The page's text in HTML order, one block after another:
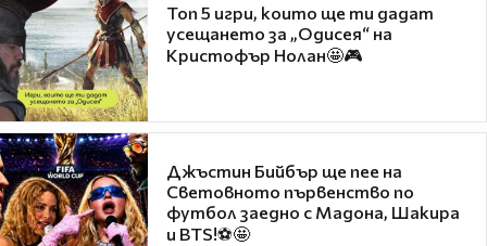
Топ 5 игри, които ще ти дадат
усещането за „Одисея“ на
Кристофър Нолан🤩🎮
Джъстин Бийбър ще пее на
Световното първенство по
футбол заедно с Мадона, Шакира
и BTS!⚽🤩